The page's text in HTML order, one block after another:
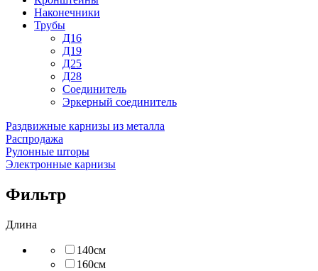
Наконечники
Трубы
Д16
Д19
Д25
Д28
Соединитель
Эркерный соединитель
Раздвижные карнизы из металла
Распродажа
Рулонные шторы
Электронные карнизы
Фильтр
Длина
140см
160см